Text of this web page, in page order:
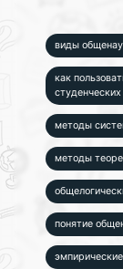
виды
как
методы
методы
понятие